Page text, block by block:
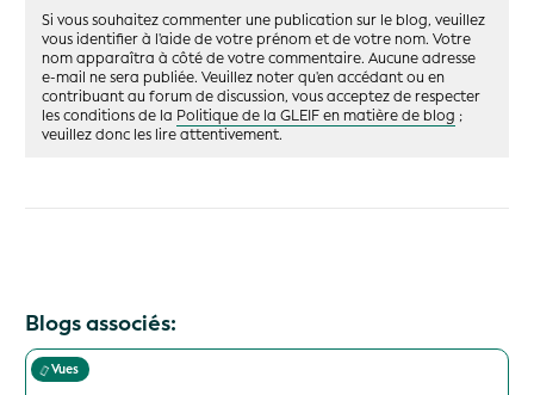
Si vous souhaitez commenter une publication sur le blog, veuillez
vous identifier à l'aide de votre prénom et de votre nom. Votre
nom apparaîtra à côté de votre commentaire. Aucune adresse
e-mail ne sera publiée. Veuillez noter qu'en accédant ou en
contribuant au forum de discussion, vous acceptez de respecter
les conditions de la Politique de la GLEIF en matière de blog ;
veuillez donc les lire attentivement.
Blogs associés:
Vues